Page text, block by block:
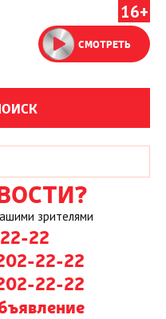
16+
СМОТРЕТЬ
зрителями
22
22-22
22-22